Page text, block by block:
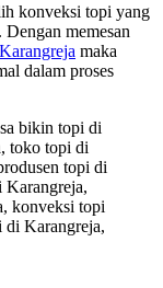
konveksi topi yang
memesan
maka
dalam proses
bikin topi di
toko topi di
topi di
Karangreja,
konveksi topi
di Karangreja,